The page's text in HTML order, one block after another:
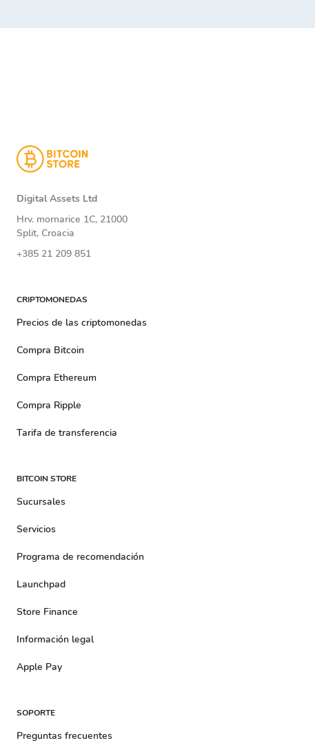
Digital Assets Ltd
Hrv. mornarice 1C, 21000
Split, Croacia
+385 21 209 851
CRIPTOMONEDAS
Precios de las criptomonedas
Compra Bitcoin
Compra Ethereum
Compra Ripple
Tarifa de transferencia
BITCOIN STORE
Sucursales
Servicios
Programa de recomendación
Launchpad
Store Finance
Información legal
Apple Pay
SOPORTE
Preguntas frecuentes